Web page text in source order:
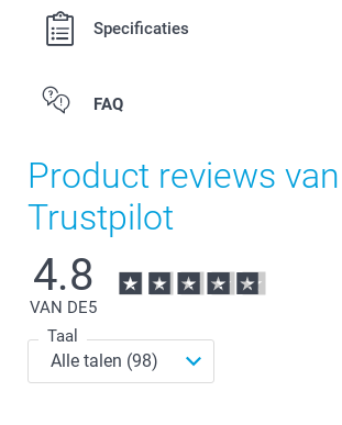
Specificaties
FAQ
Product reviews van
Trustpilot
4.8
VAN DE5
Taal